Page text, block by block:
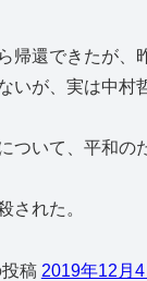
帰還できたが、
いが、実は中
ついて、平和の
された。
稿 2019年12月4